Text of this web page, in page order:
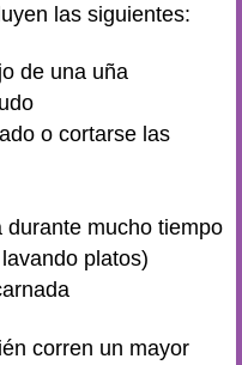
las siguientes:
de una uña
o cortarse las
durante mucho tiempo
platos)
corren un mayor